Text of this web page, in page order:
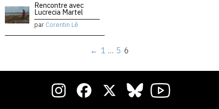
Rencontre avec
Lucrecia Martel
par Corentin Lê
← 1 … 5 6